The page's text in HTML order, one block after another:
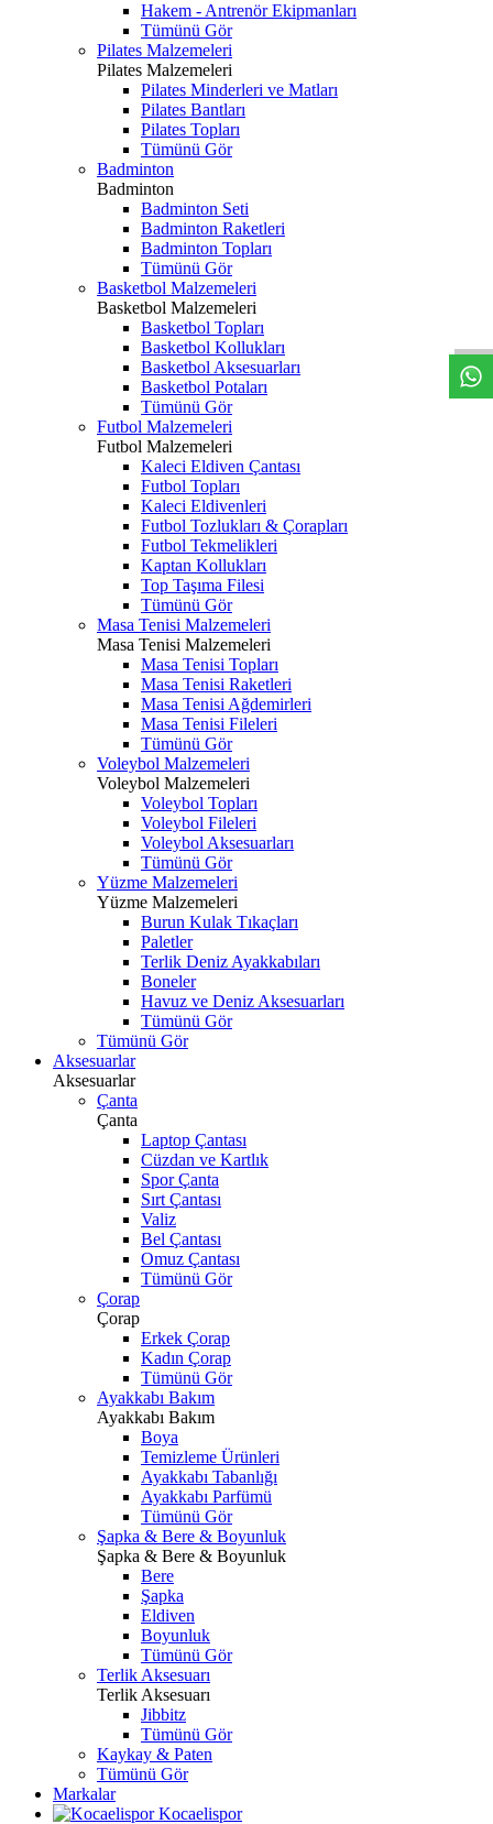
Hakem - Antrenör Ekipmanları
Tümünü Gör
Pilates Malzemeleri
Pilates Malzemeleri
Pilates Minderleri ve Matları
Pilates Bantları
Pilates Topları
Tümünü Gör
Badminton
Badminton
Badminton Seti
Badminton Raketleri
Badminton Topları
Tümünü Gör
Basketbol Malzemeleri
Basketbol Malzemeleri
Basketbol Topları
Basketbol Kollukları
Basketbol Aksesuarları
Basketbol Potaları
Tümünü Gör
Futbol Malzemeleri
Futbol Malzemeleri
Kaleci Eldiven Çantası
Futbol Topları
Kaleci Eldivenleri
Futbol Tozlukları & Çorapları
Futbol Tekmelikleri
Kaptan Kollukları
Top Taşıma Filesi
Tümünü Gör
Masa Tenisi Malzemeleri
Masa Tenisi Malzemeleri
Masa Tenisi Topları
Masa Tenisi Raketleri
Masa Tenisi Ağdemirleri
Masa Tenisi Fileleri
Tümünü Gör
Voleybol Malzemeleri
Voleybol Malzemeleri
Voleybol Topları
Voleybol Fileleri
Voleybol Aksesuarları
Tümünü Gör
Yüzme Malzemeleri
Yüzme Malzemeleri
Burun Kulak Tıkaçları
Paletler
Terlik Deniz Ayakkabıları
Boneler
Havuz ve Deniz Aksesuarları
Tümünü Gör
Tümünü Gör
Aksesuarlar
Aksesuarlar
Çanta
Çanta
Laptop Çantası
Cüzdan ve Kartlık
Spor Çanta
Sırt Çantası
Valiz
Bel Çantası
Omuz Çantası
Tümünü Gör
Çorap
Çorap
Erkek Çorap
Kadın Çorap
Tümünü Gör
Ayakkabı Bakım
Ayakkabı Bakım
Boya
Temizleme Ürünleri
Ayakkabı Tabanlığı
Ayakkabı Parfümü
Tümünü Gör
Şapka & Bere & Boyunluk
Şapka & Bere & Boyunluk
Bere
Şapka
Eldiven
Boyunluk
Tümünü Gör
Terlik Aksesuarı
Terlik Aksesuarı
Jibbitz
Tümünü Gör
Kaykay & Paten
Tümünü Gör
Markalar
Kocaelispor